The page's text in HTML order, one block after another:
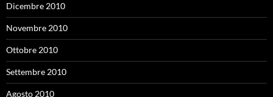
Dicembre 2010
Novembre 2010
Ottobre 2010
Settembre 2010
Agosto 2010